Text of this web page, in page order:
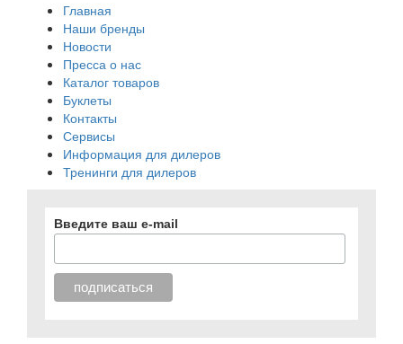
Главная
Наши бренды
Новости
Пресса о нас
Каталог товаров
Буклеты
Контакты
Сервисы
Информация для дилеров
Тренинги для дилеров
Введите ваш e-mail